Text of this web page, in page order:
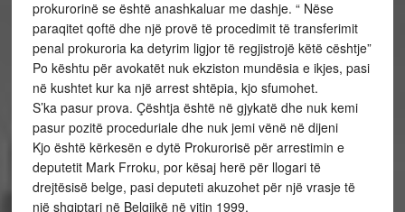
prokurorinë se është anashkaluar me dashje. “ Nëse
paraqitet qoftë dhe një provë të procedimit të transferimit
penal prokuroria ka detyrim ligjor të regjistrojë këtë cështje”
Po kështu për avokatët nuk ekziston mundësia e ikjes, pasi
në kushtet kur ka një arrest shtëpia, kjo sfumohet.
S’ka pasur prova. Çështja është në gjykatë dhe nuk kemi
pasur pozitë proceduriale dhe nuk jemi vënë në dijeni
Kjo është kërkesën e dytë Prokurorisë për arrestimin e
deputetit Mark Frroku, por kësaj herë për llogari të
drejtësisë belge, pasi deputeti akuzohet për një vrasje të
një shqiptari në Belgjikë në vitin 1999.